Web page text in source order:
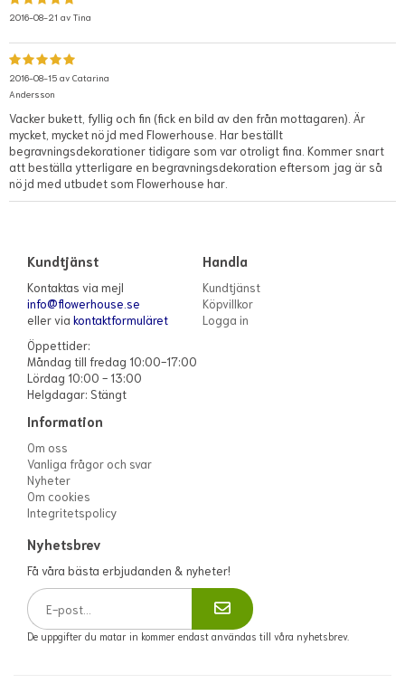
2016-08-21 av Tina
2016-08-15 av Catarina
Andersson
Vacker bukett, fyllig och fin (fick en bild av den från mottagaren). Är
mycket, mycket nöjd med Flowerhouse. Har beställt
begravningsdekorationer tidigare som var otroligt fina. Kommer snart
att beställa ytterligare en begravningsdekoration eftersom jag är så
nöjd med utbudet som Flowerhouse har.
Kundtjänst
Kontaktas via mejl
info@flowerhouse.se
eller via kontaktformuläret
Öppettider:
Måndag till fredag 10:00-17:00
Lördag 10:00 - 13:00
Helgdagar: Stängt
Handla
Kundtjänst
Köpvillkor
Logga in
Information
Om oss
Vanliga frågor och svar
Nyheter
Om cookies
Integritetspolicy
Nyhetsbrev
Få våra bästa erbjudanden & nyheter!
De uppgifter du matar in kommer endast användas till våra nyhetsbrev.